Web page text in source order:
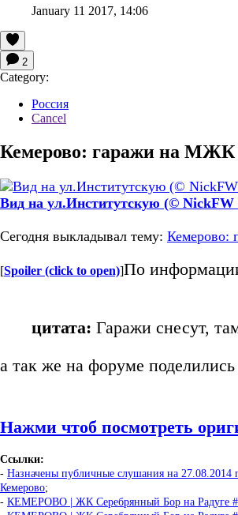
January 11 2017, 14:06
2
Category:
Россия
Cancel
Кемерово: гаражи на МЖК
Вид на ул.Институтскую (© NickFW
Сегодня выкладывал тему: Кемерово:
[Spoiler (click to open)]По
цитата: Гаражи снесут,
а так же на форуме
Нажми чтоб посмотреть
Ссылки:
- Назначены публичные слушания на 27.08.2014
Кемерово;
- КЕМЕРОВО | ЖК Серебрянный Бор на Радуге